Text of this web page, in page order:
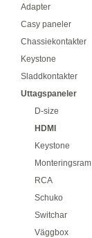
Adapter
Casy paneler
Chassiekontakter
Keystone
Sladdkontakter
Uttagspaneler
D-size
HDMI
Keystone
Monteringsram
RCA
Schuko
Switchar
Väggbox